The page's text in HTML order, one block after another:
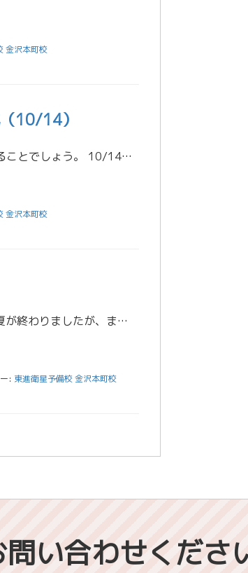
金沢本町校
10/14）
受験生のうち、秋からAI演習を学習している人も多くいることでしょう。 10/14の朝に金沢本町校の生徒の単元ジャンル演習の学習状況をチェックしたところ、何と、必勝必達セットが107/107＝100％（まさに完全修得）にな […]
金沢本町校
みなさん、こんにちは！高2担当の村坂です。 長かった夏が終わりましたが、まだまだ日中暑い日が多いですね。季節の変わり目で、寒暖差が激しいためか、私の周りで体調を崩している人が増えてきています。衣類で調節するなど、今まで以 […]
: 東進衛星予備校 金沢本町校
い合わせくださ